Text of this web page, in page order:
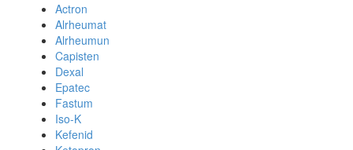
Actron
Alrheumat
Alrheumun
Capisten
Dexal
Epatec
Fastum
Iso-K
Kefenid